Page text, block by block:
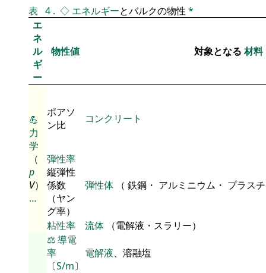
表 4 . ◇ エネルギーとバルクの物性 *
エ
ネ
ル
ギ
ー
物性値 対象となる材料
💪
力
学
（
p
V）
…
ポアソ
ン比
コンクリート
弾性率
縦弾性
係数
（ヤン
グ率）
弾性体 （ 鉄鋼・ アルミニウム・ プラス
粘性率 流体 （電解液・スラリー）
⚖️導電
率
〔S/m〕
電解液、溶融塩